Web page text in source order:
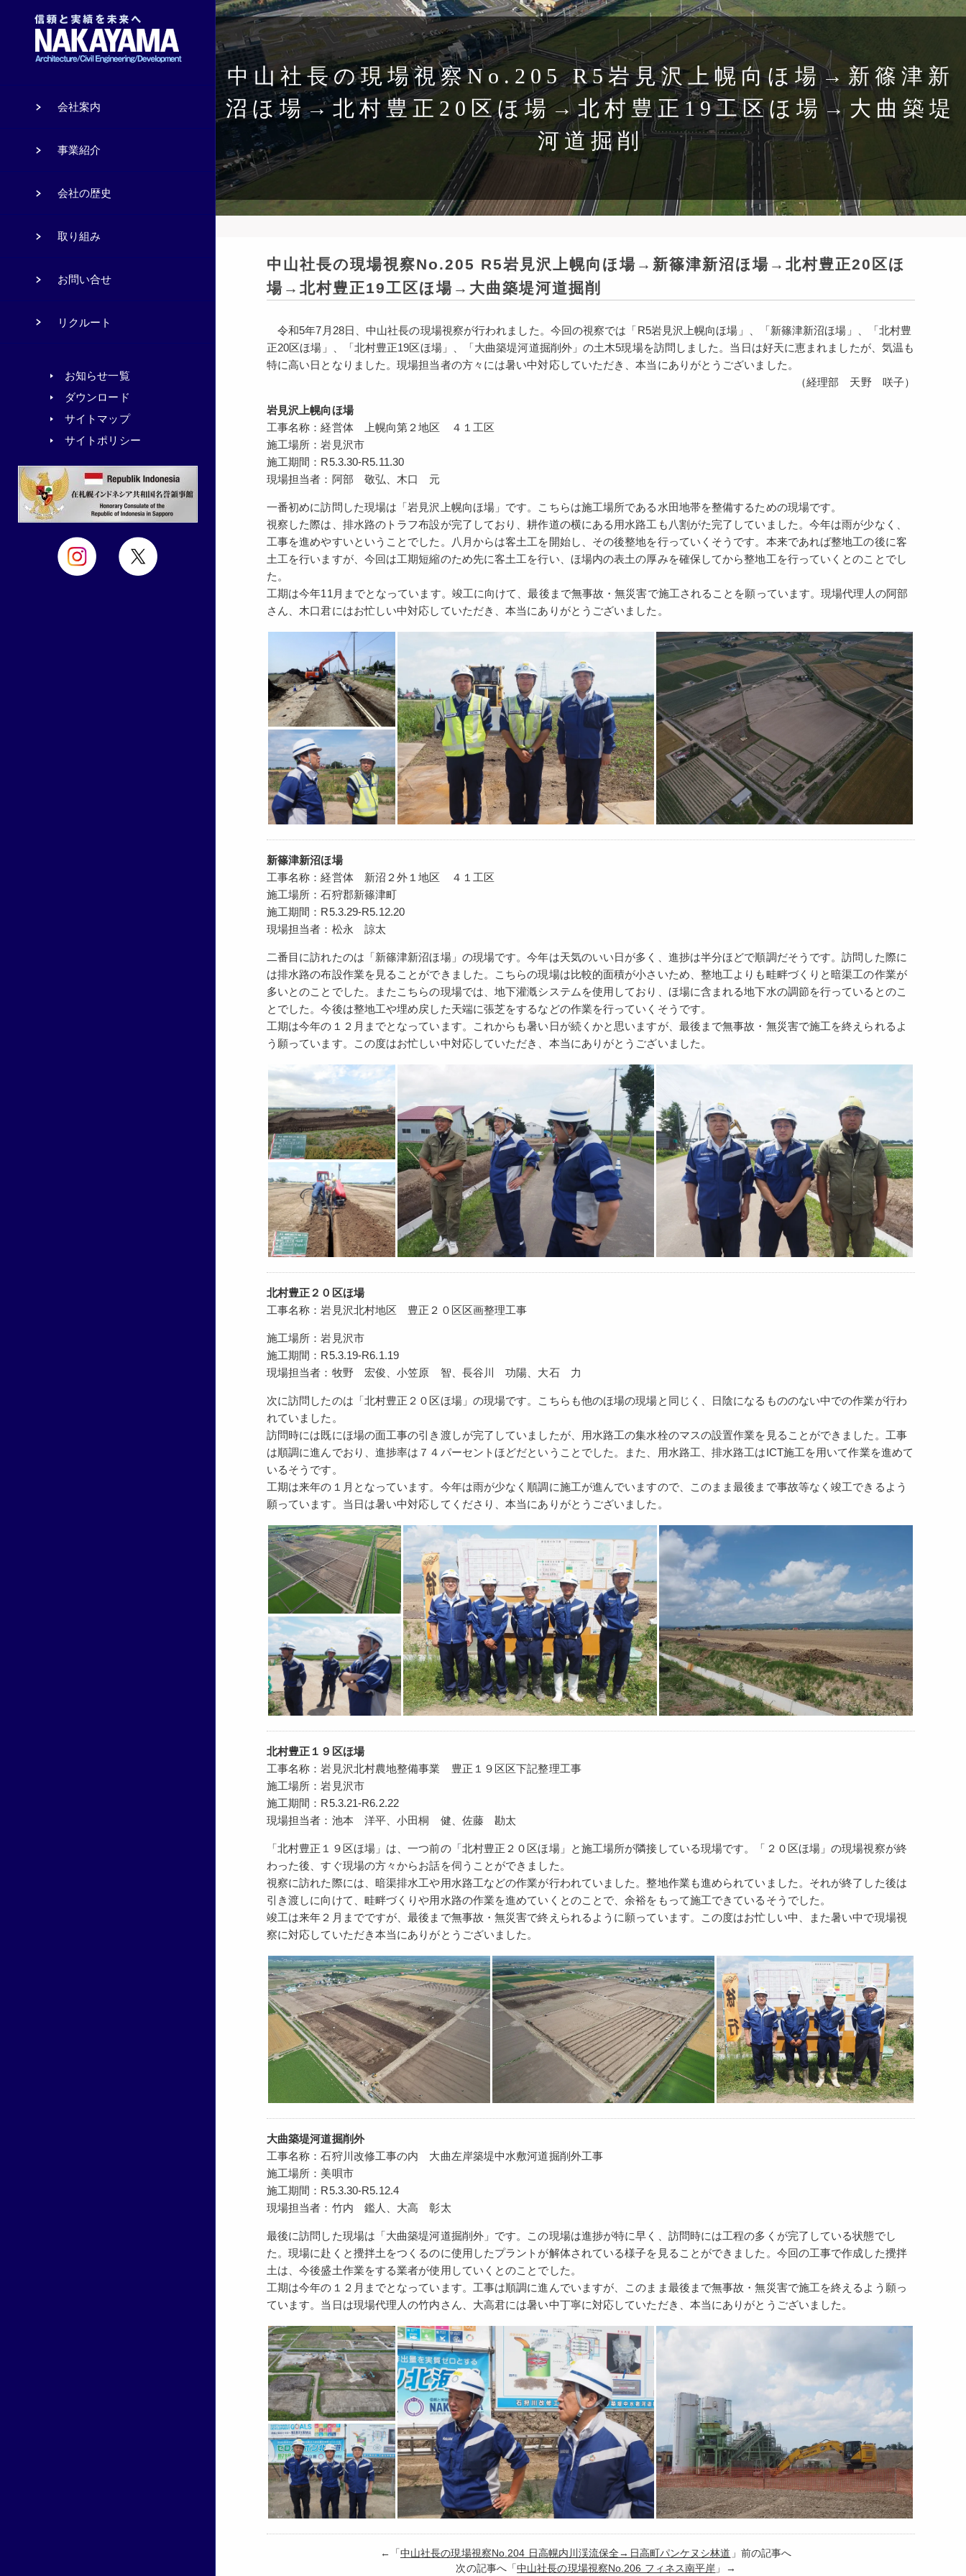
中山社長の現場視察No.205 R5岩見沢上幌向ほ場→新篠津新
沼ほ場→北村豊正20区ほ場→北村豊正19工区ほ場→大曲築堤
河道掘削
中山社長の現場視察No.205 R5岩見沢上幌向ほ場→新篠津新沼ほ場→北村豊正20区ほ
場→北村豊正19工区ほ場→大曲築堤河道掘削
令和5年7月28日、中山社長の現場視察が行われました。今回の視察では「R5岩見沢上幌向ほ場」、「新篠津新沼ほ場」、「北村豊
正20区ほ場」、「北村豊正19区ほ場」、「大曲築堤河道掘削外」の土木5現場を訪問しました。当日は好天に恵まれましたが、気温も
特に高い日となりました。現場担当者の方々には暑い中対応していただき、本当にありがとうございました。
（経理部 天野 咲子）
岩見沢上幌向ほ場
工事名称：経営体 上幌向第２地区 ４１工区
施工場所：岩見沢市
施工期間：R5.3.30-R5.11.30
現場担当者：阿部 敬弘、木口 元
一番初めに訪問した現場は「岩見沢上幌向ほ場」です。こちらは施工場所である水田地帯を整備するための現場です。
視察した際は、排水路のトラフ布設が完了しており、耕作道の横にある用水路工も八割がた完了していました。今年は雨が少なく、
工事を進めやすいということでした。八月からは客土工を開始し、その後整地を行っていくそうです。本来であれば整地工の後に客
土工を行いますが、今回は工期短縮のため先に客土工を行い、ほ場内の表土の厚みを確保してから整地工を行っていくとのことでし
た。
工期は今年11月までとなっています。竣工に向けて、最後まで無事故・無災害で施工されることを願っています。現場代理人の阿部
さん、木口君にはお忙しい中対応していただき、本当にありがとうございました。
新篠津新沼ほ場
工事名称：経営体 新沼２外１地区 ４１工区
施工場所：石狩郡新篠津町
施工期間：R5.3.29-R5.12.20
現場担当者：松永 諒太
二番目に訪れたのは「新篠津新沼ほ場」の現場です。今年は天気のいい日が多く、進捗は半分ほどで順調だそうです。訪問した際に
は排水路の布設作業を見ることができました。こちらの現場は比較的面積が小さいため、整地工よりも畦畔づくりと暗渠工の作業が
多いとのことでした。またこちらの現場では、地下灌漑システムを使用しており、ほ場に含まれる地下水の調節を行っているとのこ
とでした。今後は整地工や埋め戻した天端に張芝をするなどの作業を行っていくそうです。
工期は今年の１２月までとなっています。これからも暑い日が続くかと思いますが、最後まで無事故・無災害で施工を終えられるよ
う願っています。この度はお忙しい中対応していただき、本当にありがとうございました。
北村豊正２０区ほ場
工事名称：岩見沢北村地区 豊正２０区区画整理工事
施工場所：岩見沢市
施工期間：R5.3.19-R6.1.19
現場担当者：牧野 宏俊、小笠原 智、長谷川 功陽、大石 力
次に訪問したのは「北村豊正２０区ほ場」の現場です。こちらも他のほ場の現場と同じく、日陰になるもののない中での作業が行わ
れていました。
訪問時には既にほ場の面工事の引き渡しが完了していましたが、用水路工の集水栓のマスの設置作業を見ることができました。工事
は順調に進んでおり、進捗率は７４パーセントほどだということでした。また、用水路工、排水路工はICT施工を用いて作業を進めて
いるそうです。
工期は来年の１月となっています。今年は雨が少なく順調に施工が進んでいますので、このまま最後まで事故等なく竣工できるよう
願っています。当日は暑い中対応してくださり、本当にありがとうございました。
北村豊正１９区ほ場
工事名称：岩見沢北村農地整備事業 豊正１９区区下記整理工事
施工場所：岩見沢市
施工期間：R5.3.21-R6.2.22
現場担当者：池本 洋平、小田桐 健、佐藤 勘太
「北村豊正１９区ほ場」は、一つ前の「北村豊正２０区ほ場」と施工場所が隣接している現場です。「２０区ほ場」の現場視察が終
わった後、すぐ現場の方々からお話を伺うことができました。
視察に訪れた際には、暗渠排水工や用水路工などの作業が行われていました。整地作業も進められていました。それが終了した後は
引き渡しに向けて、畦畔づくりや用水路の作業を進めていくとのことで、余裕をもって施工できているそうでした。
竣工は来年２月までですが、最後まで無事故・無災害で終えられるように願っています。この度はお忙しい中、また暑い中で現場視
察に対応していただき本当にありがとうございました。
大曲築堤河道掘削外
工事名称：石狩川改修工事の内 大曲左岸築堤中水敷河道掘削外工事
施工場所：美唄市
施工期間：R5.3.30-R5.12.4
現場担当者：竹内 鑑人、大高 彰太
最後に訪問した現場は「大曲築堤河道掘削外」です。この現場は進捗が特に早く、訪問時には工程の多くが完了している状態でし
た。現場に赴くと攪拌土をつくるのに使用したプラントが解体されている様子を見ることができました。今回の工事で作成した攪拌
土は、今後盛土作業をする業者が使用していくとのことでした。
工期は今年の１２月までとなっています。工事は順調に進んでいますが、このまま最後まで無事故・無災害で施工を終えるよう願っ
ています。当日は現場代理人の竹内さん、大高君には暑い中丁寧に対応していただき、本当にありがとうございました。
←「 中山社長の現場視察No.204 日高幌内川渓流保全→日高町パンケヌシ林道 」前の記事へ
次の記事へ「中山社長の現場視察No.206 フィネス南平岸 」→
会社案内
事業紹介
会社の歴史
取り組み
お問い合せ
リクルート
お知らせ一覧
ダウンロード
サイトマップ
サイトポリシー